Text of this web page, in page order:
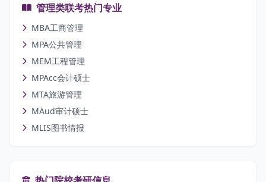
管理类联考热门专业
MBA工商管理
MPA公共管理
MEM工程管理
MPAcc会计硕士
MTA旅游管理
MAud审计硕士
MLIS图书情报